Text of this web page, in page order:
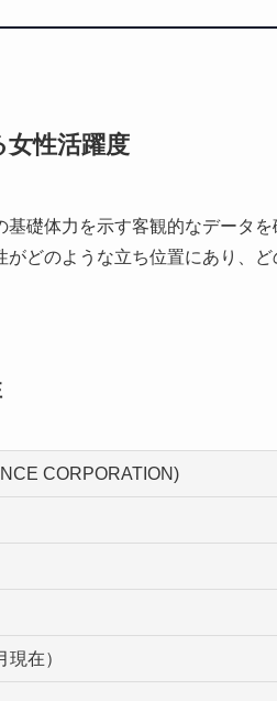
性活躍度
礎体力を示す客観的なデータ
どのような立ち位置にあり、
CORPORATION)
在）